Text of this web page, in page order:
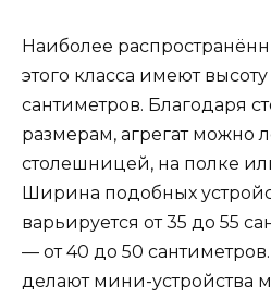
Наиболее
этого класса имеют
сантиметров. Благодаря
размерам, агрегат можно
столешницей, на полке
Ширина подобных
варьируется от 35 до 55
— от 40 до 50
делают мини-устройства